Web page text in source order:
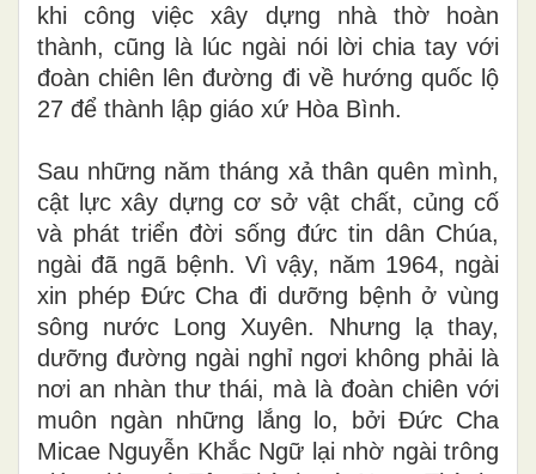
khi công việc xây dựng nhà thờ hoàn
thành, cũng là lúc ngài nói lời chia tay với
đoàn chiên lên đường đi về hướng quốc lộ
27 để thành lập giáo xứ Hòa Bình.
Sau những năm tháng xả thân quên mình,
cật lực xây dựng cơ sở vật chất, củng cố
và phát triển đời sống đức tin dân Chúa,
ngài đã ngã bệnh. Vì vậy, năm 1964, ngài
xin phép Đức Cha đi dưỡng bệnh ở vùng
sông nước Long Xuyên. Nhưng lạ thay,
dưỡng đường ngài nghỉ ngơi không phải là
nơi an nhàn thư thái, mà là đoàn chiên với
muôn ngàn những lắng lo, bởi Đức Cha
Micae Nguyễn Khắc Ngữ lại nhờ ngài trông